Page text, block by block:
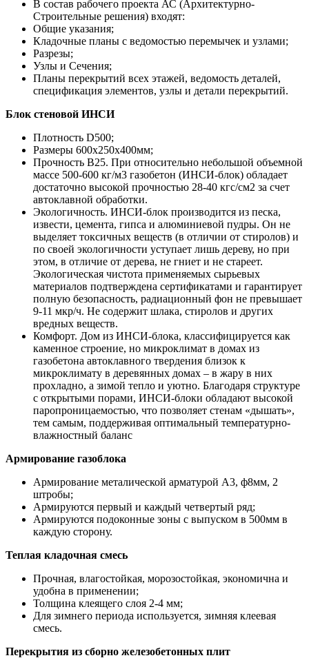
В состав рабочего проекта АС (Архитектурно-
Строительные решения) входят:
Общие указания;
Кладочные планы с ведомостью перемычек и узлами;
Разрезы;
Узлы и Сечения;
Планы перекрытий всех этажей, ведомость деталей,
спецификация элементов, узлы и детали перекрытий.
Блок стеновой ИНСИ
Плотность D500;
Размеры 600х250х400мм;
Прочность B25. При относительно небольшой объемной
массе 500-600 кг/м3 газобетон (ИНСИ-блок) обладает
достаточно высокой прочностью 28-40 кгс/см2 за счет
автоклавной обработки.
Экологичность. ИНСИ-блок производится из песка,
извести, цемента, гипса и алюминиевой пудры. Он не
выделяет токсичных веществ (в отличии от стиролов) и
по своей экологичности уступает лишь дереву, но при
этом, в отличие от дерева, не гниет и не стареет.
Экологическая чистота применяемых сырьевых
материалов подтверждена сертификатами и гарантирует
полную безопасность, радиационный фон не превышает
9-11 мкр/ч. Не содержит шлака, стиролов и других
вредных веществ.
Комфорт. Дом из ИНСИ-блока, классифицируется как
каменное строение, но микроклимат в домах из
газобетона автоклавного твердения близок к
микроклимату в деревянных домах – в жару в них
прохладно, а зимой тепло и уютно. Благодаря структуре
с открытыми порами, ИНСИ-блоки обладают высокой
паропроницаемостью, что позволяет стенам «дышать»,
тем самым, поддерживая оптимальный температурно-
влажностный баланс
Армирование газоблока
Армирование металической арматурой А3, ф8мм, 2
штробы;
Армируются первый и каждый четвертый ряд;
Армируются подоконные зоны с выпуском в 500мм в
каждую сторону.
Теплая кладочная смесь
Прочная, влагостойкая, морозостойкая, экономична и
удобна в применении;
Толщина клеящего слоя 2-4 мм;
Для зимнего периода используется, зимняя клеевая
смесь.
Перекрытия из сборно железобетонных плит